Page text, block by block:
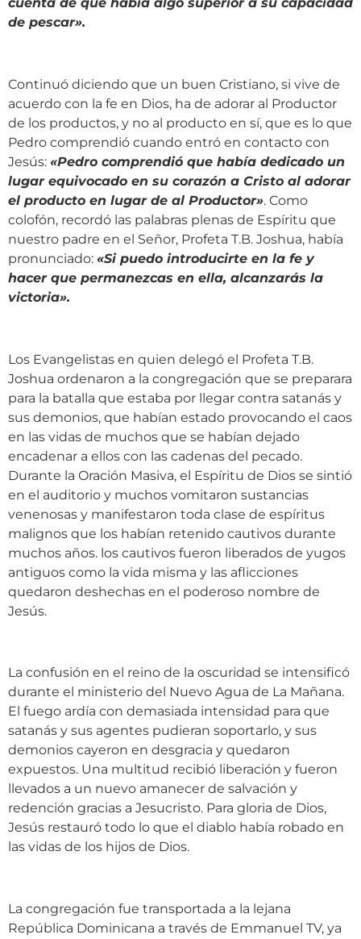
de pescar».
Continuó diciendo que un buen Cristiano, si vive de
acuerdo con la fe en Dios, ha de adorar al Productor
de los productos, y no al producto en sí, que es lo que
Pedro comprendió cuando entró en contacto con
Jesús: «Pedro comprendió que había dedicado un
lugar equivocado en su corazón a Cristo al adorar
el producto en lugar de al Productor». Como
colofón, recordó las palabras plenas de Espíritu que
nuestro padre en el Señor, Profeta T.B. Joshua, había
pronunciado: «Si puedo introducirte en la fe y
hacer que permanezcas en ella, alcanzarás la
victoria».
Los Evangelistas en quien delegó el Profeta T.B.
Joshua ordenaron a la congregación que se preparara
para la batalla que estaba por llegar contra satanás y
sus demonios, que habían estado provocando el caos
en las vidas de muchos que se habían dejado
encadenar a ellos con las cadenas del pecado.
Durante la Oración Masiva, el Espíritu de Dios se sintió
en el auditorio y muchos vomitaron sustancias
venenosas y manifestaron toda clase de espíritus
malignos que los habían retenido cautivos durante
muchos años. los cautivos fueron liberados de yugos
antiguos como la vida misma y las aflicciones
quedaron deshechas en el poderoso nombre de
Jesús.
La confusión en el reino de la oscuridad se intensificó
durante el ministerio del Nuevo Agua de La Mañana.
El fuego ardía con demasiada intensidad para que
satanás y sus agentes pudieran soportarlo, y sus
demonios cayeron en desgracia y quedaron
expuestos. Una multitud recibió liberación y fueron
llevados a un nuevo amanecer de salvación y
redención gracias a Jesucristo. Para gloria de Dios,
Jesús restauró todo lo que el diablo había robado en
las vidas de los hijos de Dios.
La congregación fue transportada a la lejana
República Dominicana a través de Emmanuel TV, ya